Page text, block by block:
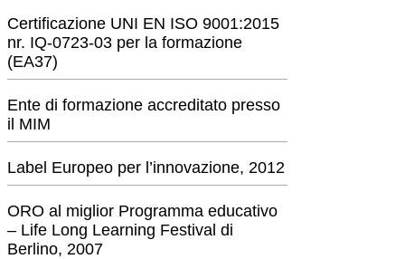
Certificazione UNI EN ISO 9001:2015
nr. IQ-0723-03 per la formazione
(EA37)
Ente di formazione accreditato presso
il MIM
Label Europeo per l’innovazione, 2012
ORO al miglior Programma educativo
– Life Long Learning Festival di
Berlino, 2007